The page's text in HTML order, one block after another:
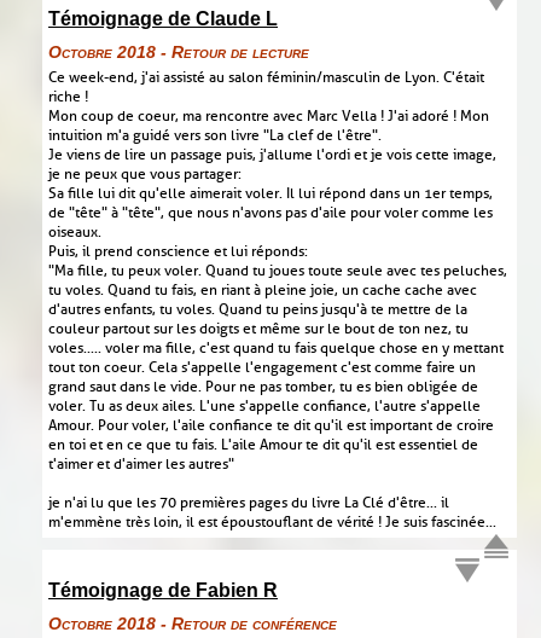
Témoignage de Claude L
Octobre 2018 - Retour de lecture
Ce week-end, j'ai assisté au salon féminin/masculin de Lyon. C'était
riche !
Mon coup de coeur, ma rencontre avec Marc Vella ! J'ai adoré ! Mon
intuition m'a guidé vers son livre "La clef de l'être".
Je viens de lire un passage puis, j'allume l'ordi et je vois cette image,
je ne peux que vous partager :
Sa fille lui dit qu'elle aimerait voler. Il lui répond dans un 1er temps,
de "tête" à "tête", que nous n'avons pas d'aile pour voler comme les
oiseaux.
Puis, il prend conscience et lui réponds :
"Ma fille, tu peux voler. Quand tu joues toute seule avec tes peluches,
tu voles. Quand tu fais, en riant à pleine joie, un cache cache avec
d'autres enfants, tu voles. Quand tu peins jusqu'à te mettre de la
couleur partout sur les doigts et même sur le bout de ton nez, tu
voles..... voler ma fille, c'est quand tu fais quelque chose en y mettant
tout ton coeur. Cela s'appelle l'engagement c'est comme faire un
grand saut dans le vide. Pour ne pas tomber, tu es bien obligée de
voler. Tu as deux ailes. L'une s'appelle confiance, l'autre s'appelle
Amour. Pour voler, l'aile confiance te dit qu'il est important de croire
en toi et en ce que tu fais. L'aile Amour te dit qu'il est essentiel de
t'aimer et d'aimer les autres"
je n'ai lu que les 70 premières pages du livre La Clé d'être... il
m'emmène très loin, il est époustouflant de vérité ! Je suis fascinée...
Témoignage de Fabien R
Octobre 2018 - Retour de conférence